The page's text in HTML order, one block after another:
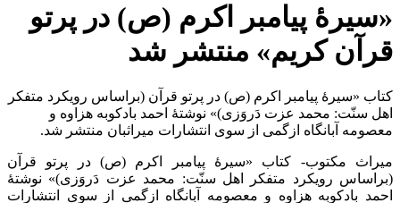
«سیرۀ پیامبر اکرم (ص) در پرتو
قرآن کریم» منتشر شد
کتاب «سیرۀ پیامبر اکرم (ص) در پرتو قرآن (براساس رویکرد متفکر
اهل سنّت: محمد عزت دَروَزی)» نوشتۀ احمد بادکوبه هزاوه و
معصومه آبانگاه ازگمی از سوی انتشارات میراثبان منتشر شد.
میراث مکتوب- کتاب «سیرۀ پیامبر اکرم (ص) در پرتو قرآن
(براساس رویکرد متفکر اهل سنّت: محمد عزت دَروَزی)» نوشتۀ
احمد بادکوبه هزاوه و معصومه آبانگاه ازگمی از سوی انتشارات